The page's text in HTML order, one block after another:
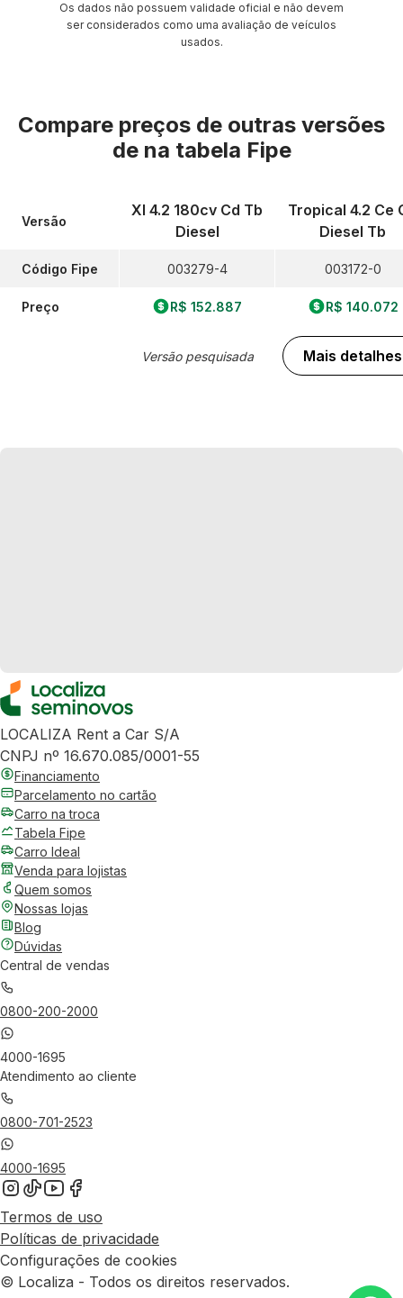
Os dados não possuem validade oficial e não devem
ser considerados como uma avaliação de veículos
usados.
Compare preços de outras versões
de na tabela Fipe
Versão
Código Fipe
Preço
Xl 4.2 180cv Cd Tb
Diesel
003279-4
R$ 152.887
Versão pesquisada
Tropical 4.2 Ce
Diesel Tb
003172-0
R$ 140.072
Mais detalhes
LOCALIZA Rent a Car S/A
CNPJ nº 16.670.085/0001-55
Financiamento
Parcelamento no cartão
Carro na troca
Tabela Fipe
Carro Ideal
Venda para lojistas
Quem somos
Nossas lojas
Blog
Dúvidas
Central de vendas
0800-200-2000
4000-1695
Atendimento ao cliente
0800-701-2523
4000-1695
Termos de uso
Políticas de privacidade
Configurações de cookies
© Localiza - Todos os direitos reservados.